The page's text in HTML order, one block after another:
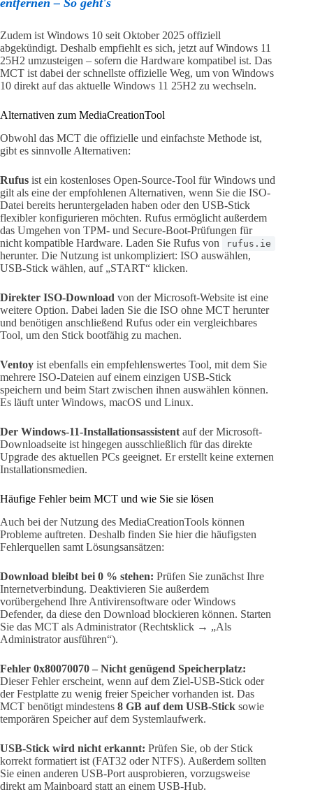
Zudem ist Windows 10 seit Oktober 2025 offiziell
abgekündigt. Deshalb empfiehlt es sich, jetzt auf Windows 11
25H2 umzusteigen – sofern die Hardware kompatibel ist. Das
MCT ist dabei der schnellste offizielle Weg, um von Windows
10 direkt auf das aktuelle Windows 11 25H2 zu wechseln.
Alternativen zum MediaCreationTool
Obwohl das MCT die offizielle und einfachste Methode ist,
gibt es sinnvolle Alternativen:
Rufus ist ein kostenloses Open-Source-Tool für Windows und
gilt als eine der empfohlenen Alternativen, wenn Sie die ISO-
Datei bereits heruntergeladen haben oder den USB-Stick
flexibler konfigurieren möchten. Rufus ermöglicht außerdem
das Umgehen von TPM- und Secure-Boot-Prüfungen für
nicht kompatible Hardware. Laden Sie Rufus von
rufus.ie
herunter. Die Nutzung ist unkompliziert: ISO auswählen,
USB-Stick wählen, auf „START“ klicken.
Direkter ISO-Download von der Microsoft-Website ist eine
weitere Option. Dabei laden Sie die ISO ohne MCT herunter
und benötigen anschließend Rufus oder ein vergleichbares
Tool, um den Stick bootfähig zu machen.
Ventoy ist ebenfalls ein empfehlenswertes Tool, mit dem Sie
mehrere ISO-Dateien auf einem einzigen USB-Stick
speichern und beim Start zwischen ihnen auswählen können.
Es läuft unter Windows, macOS und Linux.
Der Windows-11-Installationsassistent auf der Microsoft-
Downloadseite ist hingegen ausschließlich für das direkte
Upgrade des aktuellen PCs geeignet. Er erstellt keine externen
Installationsmedien.
Häufige Fehler beim MCT und wie Sie sie lösen
Auch bei der Nutzung des MediaCreationTools können
Probleme auftreten. Deshalb finden Sie hier die häufigsten
Fehlerquellen samt Lösungsansätzen:
Download bleibt bei 0 % stehen: Prüfen Sie zunächst Ihre
Internetverbindung. Deaktivieren Sie außerdem
vorübergehend Ihre Antivirensoftware oder Windows
Defender, da diese den Download blockieren können. Starten
Sie das MCT als Administrator (Rechtsklick → „Als
Administrator ausführen“).
Fehler 0x80070070 – Nicht genügend Speicherplatz:
Dieser Fehler erscheint, wenn auf dem Ziel-USB-Stick oder
der Festplatte zu wenig freier Speicher vorhanden ist. Das
MCT benötigt mindestens 8 GB auf dem USB-Stick sowie
temporären Speicher auf dem Systemlaufwerk.
USB-Stick wird nicht erkannt: Prüfen Sie, ob der Stick
korrekt formatiert ist (FAT32 oder NTFS). Außerdem sollten
Sie einen anderen USB-Port ausprobieren, vorzugsweise
direkt am Mainboard statt an einem USB-Hub.